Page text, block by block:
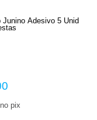
Adesivo 5 Unid
no pix